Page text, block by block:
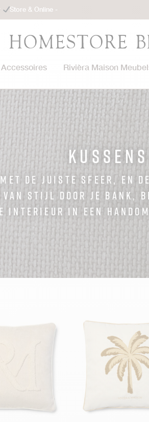
Store & Online -
Rivièra Maison
Kussens
de juiste sfeer, en
stijl door je bank,
interieur in een